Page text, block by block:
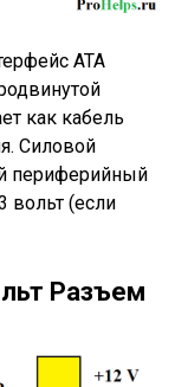
ATA
как кабель
Силовой
периферийный
вольт (если
Разъем